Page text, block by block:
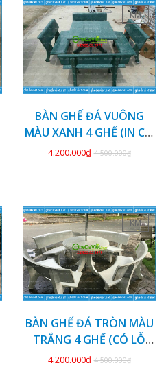
KM
BÀN GHẾ ĐÁ VUÔNG
MÀU XANH 4 GHẾ (IN CỜ
TƯỚNG) GDCV-127
4.200.000₫ 4.500.000₫
KM
BÀN GHẾ ĐÁ TRÒN MÀU
TRẮNG 4 GHẾ (CÓ LỖ
DÙ) GDCV-125
4.200.000₫ 4.500.000₫